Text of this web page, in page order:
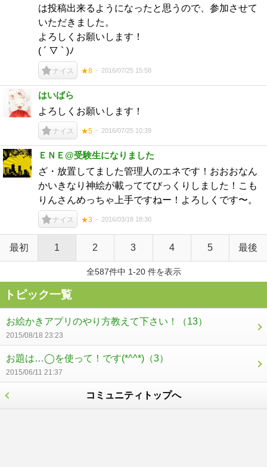
は投稿出来るようになったと思うので、参加させて
いただきました。
よろしくお願いします！
( ´ ▽ ` )ﾉ
ナイス ★8 2016/07/25 15:58
はいばら
よろしくお願いします！
ナイス ★5 2016/07/25 10:39
ＥＮＥ@受験生になりました
ざ・放置してました管理人のエネです！おおおなん
かいきなり神絵が載っててびっくりしました！こも
りんさんめっちゃ上手ですねー！よろしくです〜。
ナイス ★3 2016/03/18 18:30
最初 1 2 3 4 5 最後
全587件中 1-20 件を表示
トピック一覧
お絵かきアプリのやり方教えて下さい！ （13）
2015/08/18 23:23
お題は…◯を使って！です(*^^*) （3）
2015/06/11 21:37
コミュニティトップへ